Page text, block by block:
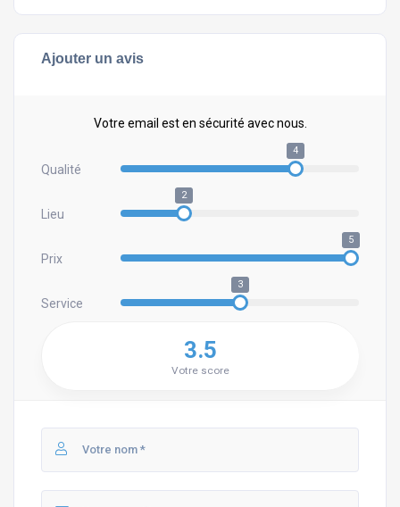
Ajouter un avis
Votre email est en sécurité avec nous.
Qualité
4
Lieu
2
Prix
5
Service
3
3.5
Votre score